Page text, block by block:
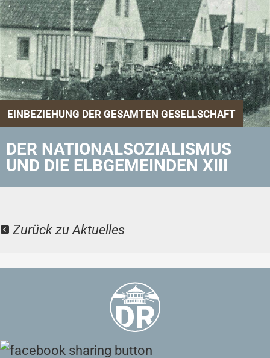
EINBEZIEHUNG DER GESAMTEN GESELLSCHAFT
DER NATIONALSOZIALISMUS
UND DIE ELBGEMEINDEN XIII
Zurück zu Aktuelles